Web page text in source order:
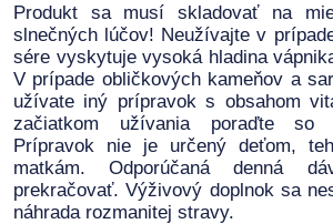
Produkt sa musí skladovať na
slnečných lúčov! Neužívajte v
sére vyskytuje vysoká hladina
V prípade obličkových kameňov a
užívate iný prípravok s obsahom
začiatkom užívania poraďte so
Prípravok nie je určený deťom,
matkám. Odporúčaná denná
prekračovať. Výživový doplnok sa
náhrada rozmanitej stravy.